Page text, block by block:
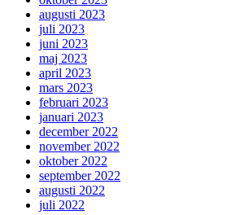
augusti 2023
juli 2023
juni 2023
maj 2023
april 2023
mars 2023
februari 2023
januari 2023
december 2022
november 2022
oktober 2022
september 2022
augusti 2022
juli 2022